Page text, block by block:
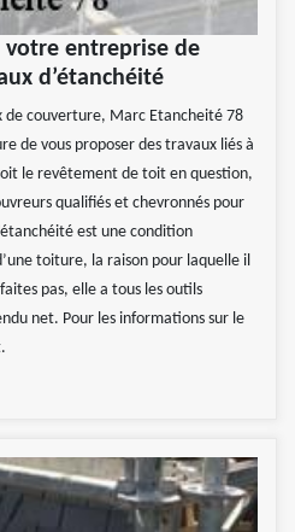
votre entreprise de
d’étanchéité
de couverture, Marc Etancheité 78
de vous proposer des travaux liés à
le revêtement de toit en question,
qualifiés et chevronnés pour
est une condition
toiture, la raison pour laquelle il
pas, elle a tous les outils
net. Pour les informations sur le